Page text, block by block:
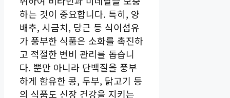
하는 것이 중요합니다. 특히, 양
배추, 시금치, 당근 등 식이섬유
가 풍부한 식품은 소화를 촉진하
고 적절한 변비 관리를 돕습니
다. 뿐만 아니라 단백질을 풍부
하게 함유한 콩, 두부, 닭고기 등
의 식품도 신장 건강을 지키는